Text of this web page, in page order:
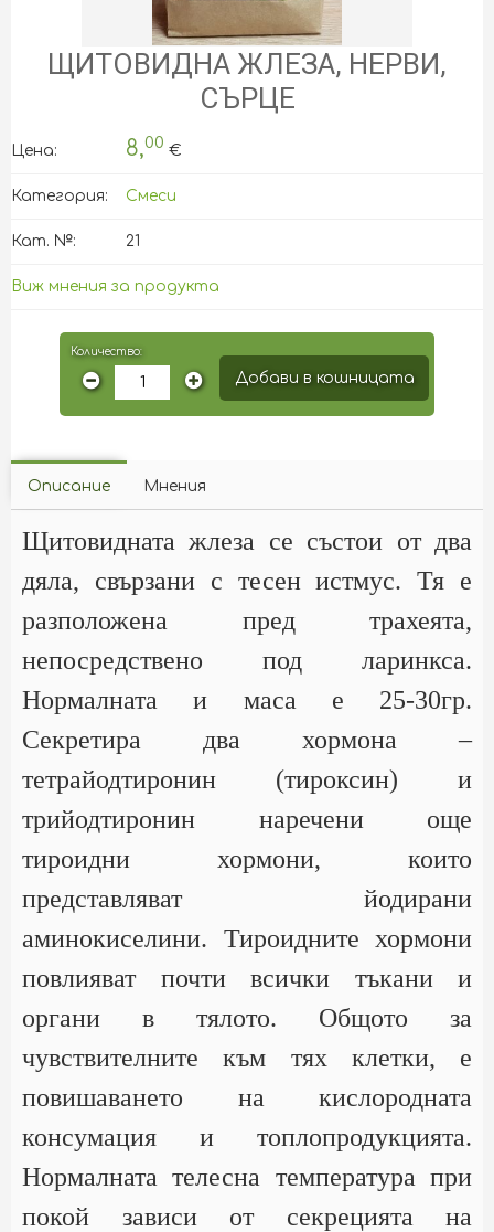
ЩИТОВИДНА ЖЛЕЗА, НЕРВИ,
СЪРЦЕ
Цена: 8,00 €
Категория: Смеси
Кат. №: 21
Виж мнения за продукта
Количество:
Добави в кошницата
Описание Мнения
Щитовидната жлеза се състои от два
дяла, свързани с тесен истмус. Тя е
разположена пред трахеята,
непосредствено под ларинкса.
Нормалната и маса е 25-30гр.
Секретира два хормона –
тетрайодтиронин (тироксин) и
трийодтиронин наречени още
тироидни хормони, които
представляват йодирани
аминокиселини. Тироидните хормони
повлияват почти всички тъкани и
органи в тялото. Общото за
чувствителните към тях клетки, е
повишаването на кислородната
консумация и топлопродукцията.
Нормалната телесна температура при
покой зависи от секрецията на